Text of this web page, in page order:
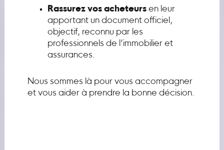
Rassurez vos acheteursen leur
apportant un document officiel,
objectif, reconnu par les
professionnels de l’immobilier et
assurances.
Nous sommes là pour vous accompagner
et vous aider à prendre la bonne décision.